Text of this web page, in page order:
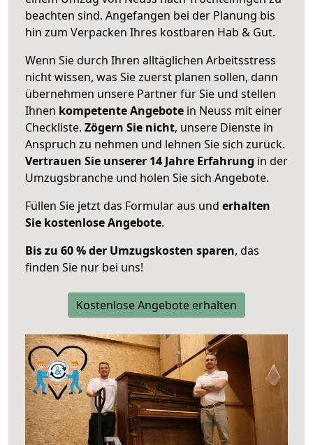
beachten sind. Angefangen bei der Planung bis
hin zum Verpacken Ihres kostbaren Hab & Gut.
Wenn Sie durch Ihren alltäglichen Arbeitsstress
nicht wissen, was Sie zuerst planen sollen, dann
übernehmen unsere Partner für Sie und stellen
Ihnen kompetente Angebote in Neuss mit einer
Checkliste. Zögern Sie nicht, unsere Dienste in
Anspruch zu nehmen und lehnen Sie sich zurück.
Vertrauen Sie unserer 14 Jahre Erfahrung in der
Umzugsbranche und holen Sie sich Angebote.
Füllen Sie jetzt das Formular aus und erhalten
Sie kostenlose Angebote.
Bis zu 60 % der Umzugskosten sparen, das
finden Sie nur bei uns!
Kostenlose Angebote erhalten